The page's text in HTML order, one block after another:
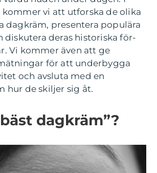
vi att utforska de olika
dagkräm, presentera populära
diskutera deras historiska för-
Vi kommer även att ge
för att underbygga
och avsluta med en
hur de skiljer sig åt.
dagkräm”?